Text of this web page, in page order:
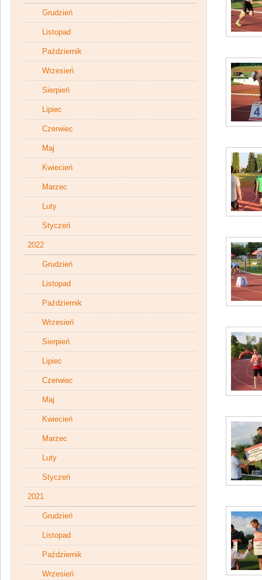
Grudzień
Listopad
Październik
Wrzesień
Sierpień
Lipiec
Czerwiec
Maj
Kwiecień
Marzec
Luty
Styczeń
2022
Grudzień
Listopad
Październik
Wrzesień
Sierpień
Lipiec
Czerwiec
Maj
Kwiecień
Marzec
Luty
Styczeń
2021
Grudzień
Listopad
Październik
Wrzesień